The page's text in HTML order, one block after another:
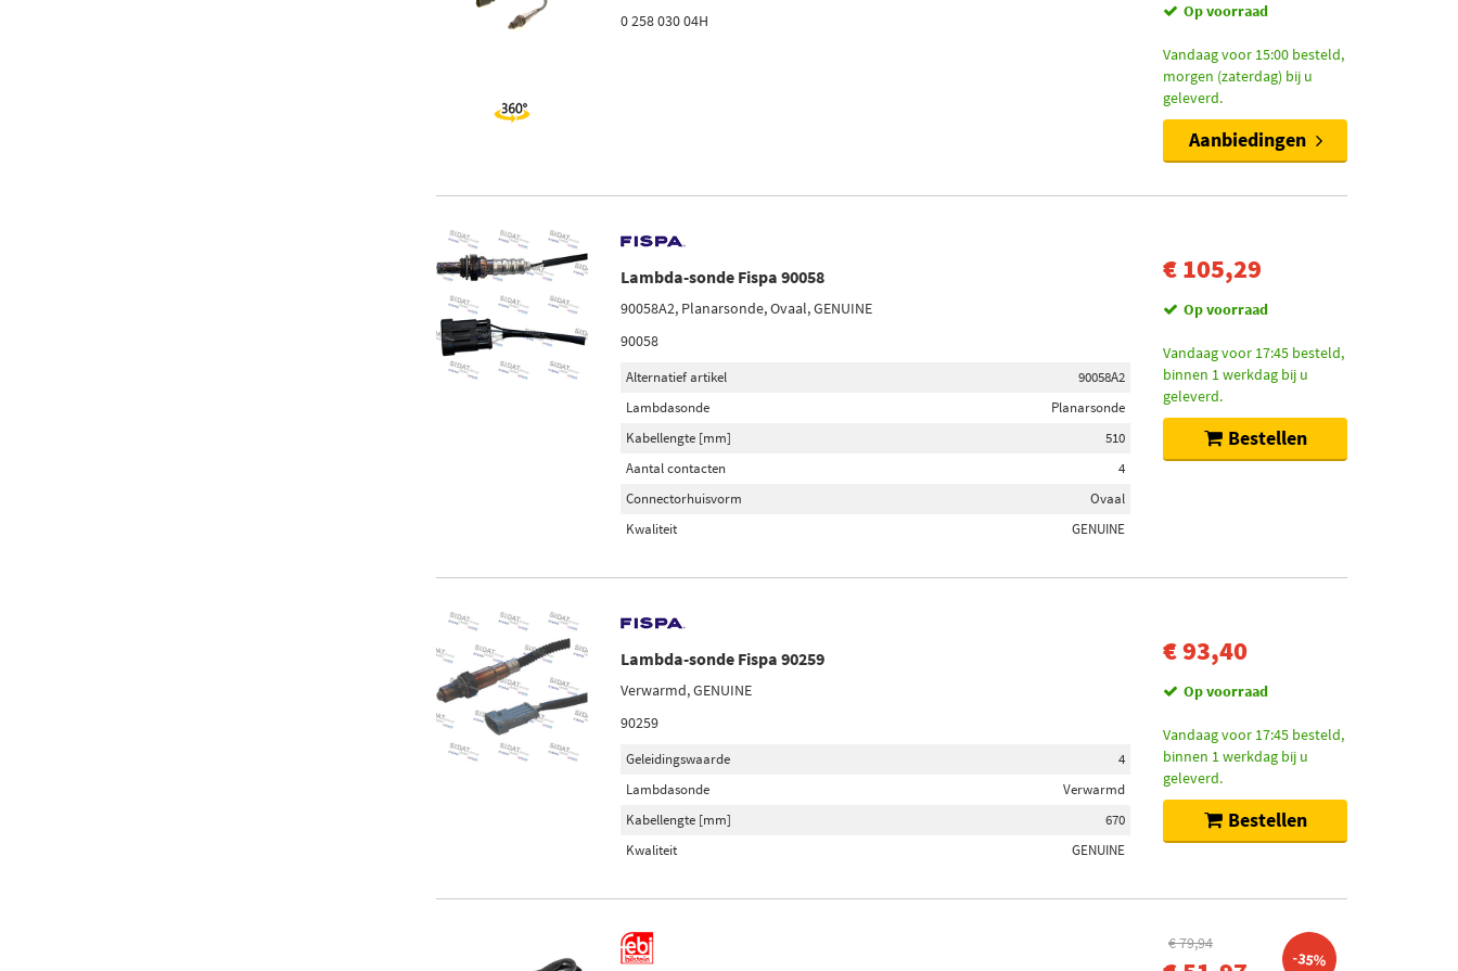
0 258 030 04H Op voorraad
Vandaag voor 15:00 besteld,
morgen (zaterdag) bij u
geleverd.
Aanbiedingen
Lambda-sonde Fispa 90058
90058A2, Planarsonde, Ovaal, GENUINE
90058
Alternatief artikel
90058A2
Lambdasonde
Planarsonde
Kabellengte [mm]
510
Aantal contacten
4
Connectorhuisvorm
Ovaal
Kwaliteit
GENUINE
€ 105,29
Op voorraad
Vandaag voor 17:45 besteld,
binnen 1 werkdag bij u
geleverd.
Bestellen
Lambda-sonde Fispa 90259
Verwarmd, GENUINE
90259
Geleidingswaarde
4
Lambdasonde
Verwarmd
Kabellengte [mm]
670
Kwaliteit
GENUINE
€ 93,40
Op voorraad
Vandaag voor 17:45 besteld,
binnen 1 werkdag bij u
geleverd.
Bestellen
€ 79,94
-35%